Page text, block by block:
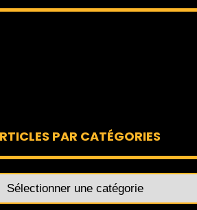
PAR CATÉGORIES